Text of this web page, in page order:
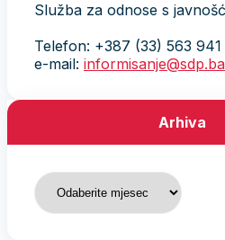
Služba za odnose s
Telefon: +387 (33) 563 941
e-mail: informisanje@sdp.ba
Arhiva
Arhiva